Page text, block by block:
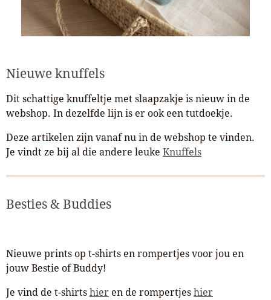
Nieuwe knuffels
Dit schattige knuffeltje met slaapzakje is nieuw in de
webshop. In dezelfde lijn is er ook een tutdoekje.
Deze artikelen zijn vanaf nu in de webshop te vinden.
Je vindt ze bij al die andere leuke Knuffels
Besties & Buddies
Nieuwe prints op t-shirts en rompertjes voor jou en
jouw Bestie of Buddy!
Je vind de t-shirts hier en de rompertjes hier